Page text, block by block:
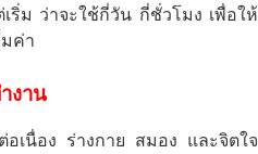
ริ่ม ว่าจะใช้กี่วัน กี่ชั่วโมง เพื่อให้
มค่า
งาน
อเนื่อง ร่างกาย สมอง และจิตใจ